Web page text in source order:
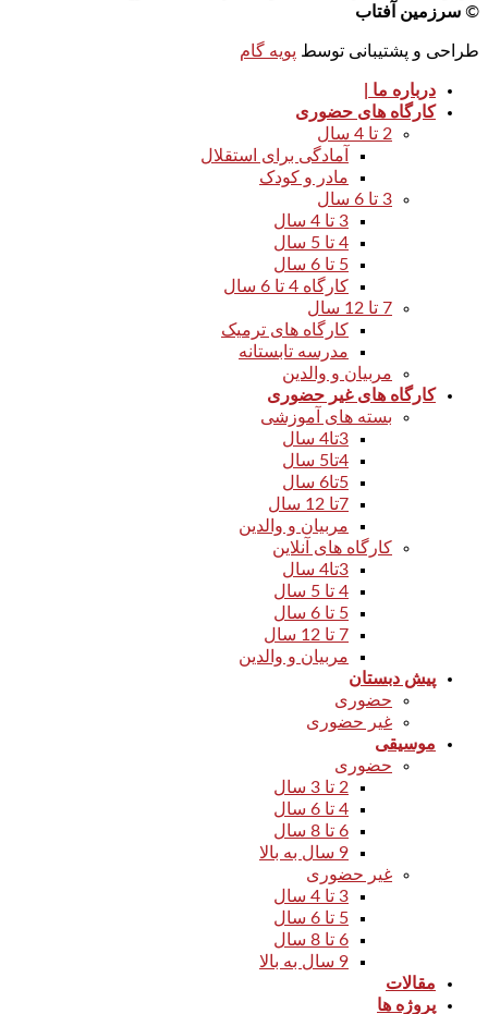
© سرزمین آفتاب
طراحی و پشتیبانی توسط پویه گام
درباره ما |
کارگاه های حضوری
2 تا 4 سال
آمادگی برای استقلال
مادر و کودک
3 تا 6 سال
3 تا 4 سال
4 تا 5 سال
5 تا 6 سال
کارگاه 4 تا 6 سال
7 تا 12 سال
کارگاه های ترمیک
مدرسه تابستانه
مربیان و والدین
کارگاه های غیر حضوری
بسته های آموزشی
3تا4 سال
4تا5 سال
5تا6 سال
7تا 12 سال
مربیان و والدین
کارگاه های آنلاین
3تا4 سال
4 تا 5 سال
5 تا 6 سال
7 تا 12 سال
مربیان و والدین
پیش دبستان
حضوری
غیر حضوری
موسیقی
حضوری
2 تا 3 سال
4 تا 6 سال
6 تا 8 سال
9 سال به بالا
غیر حضوری
3 تا 4 سال
5 تا 6 سال
6 تا 8 سال
9 سال به بالا
مقالات
پروژه ها